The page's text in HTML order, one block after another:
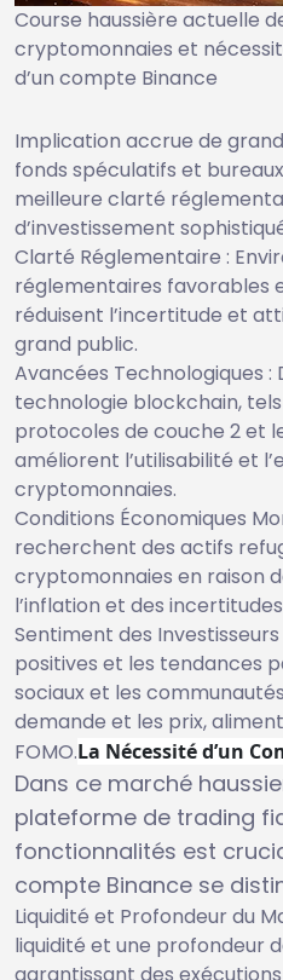
Course haussière actuelle
cryptomonnaies et
d’un compte Binance
Implication accrue de
fonds spéculatifs et
meilleure clarté
d’investissement
Clarté Réglementaire :
réglementaires favorables
réduisent l’incertitude et
grand public.
Avancées Technologiques
technologie blockchain,
protocoles de couche 2 et
améliorent l’utilisabilité et
cryptomonnaies.
Conditions Économiques
recherchent des actifs
cryptomonnaies en raison
l’inflation et des
Sentiment des
positives et les tendances
sociaux et les
demande et les prix,
FOMO.La Nécessité d’un
Dans ce marché
plateforme de trading
fonctionnalités est
compte Binance se
Liquidité et Profondeur du
liquidité et une profondeur
garantissant des